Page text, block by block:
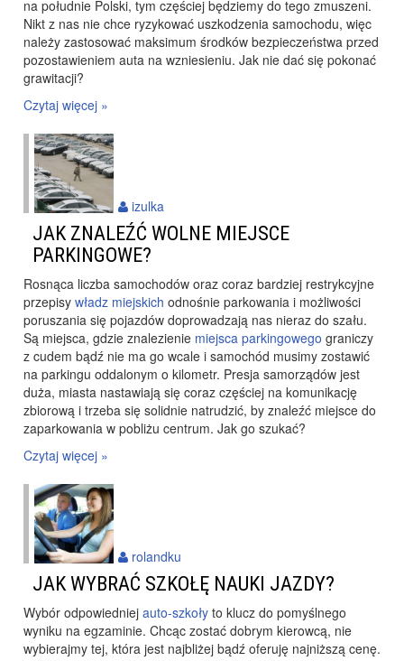
na południe Polski, tym częściej będziemy do tego zmuszeni.
Nikt z nas nie chce ryzykować uszkodzenia samochodu, więc
należy zastosować maksimum środków bezpieczeństwa przed
pozostawieniem auta na wzniesieniu. Jak nie dać się pokonać
grawitacji?
Czytaj więcej »
JAK ZNALEŹĆ WOLNE MIEJSCE
PARKINGOWE?
Rosnąca liczba samochodów oraz coraz bardziej restrykcyjne
przepisy władz miejskich odnośnie parkowania i możliwości
poruszania się pojazdów doprowadzają nas nieraz do szału.
Są miejsca, gdzie znalezienie miejsca parkingowego graniczy
z cudem bądź nie ma go wcale i samochód musimy zostawić
na parkingu oddalonym o kilometr. Presja samorządów jest
duża, miasta nastawiają się coraz częściej na komunikację
zbiorową i trzeba się solidnie natrudzić, by znaleźć miejsce do
zaparkowania w pobliżu centrum. Jak go szukać?
Czytaj więcej »
izulka
JAK WYBRAĆ SZKOŁĘ NAUKI JAZDY?
Wybór odpowiedniej auto-szkoły to klucz do pomyślnego
wyniku na egzaminie. Chcąc zostać dobrym kierowcą, nie
wybierajmy tej, która jest najbliżej bądź oferuję najniższą cenę.
rolandku